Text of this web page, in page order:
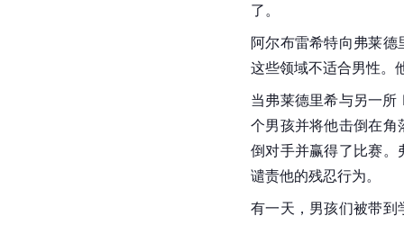
了。
阿尔布雷希特向弗莱
这些领域不适合男性。
当弗莱德里希与另一
个男孩并将他击倒在角
倒对手并赢得了比赛。
谴责他的残忍行为。
有一天，男孩们被带到